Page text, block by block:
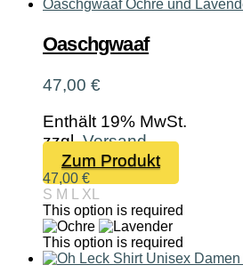
Die
gewählt
werden
Oaschgwaaf
47,00 €
Enthält 19% MwSt.
zzgl.Versand
Zum Produkt
Produkt
mehrere
Varianten
auf.
47,00 €
S M L XL
This option is required
This option is required